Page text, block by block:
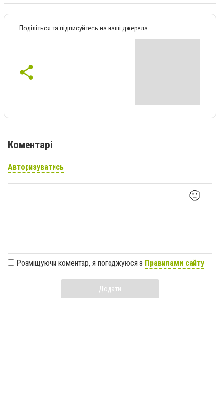
Поділіться та підписуйтесь на наші джерела
Коментарі
Авторизуватись
🙂
Розміщуючи коментар, я погоджуюся з Правилами сайту
Додати